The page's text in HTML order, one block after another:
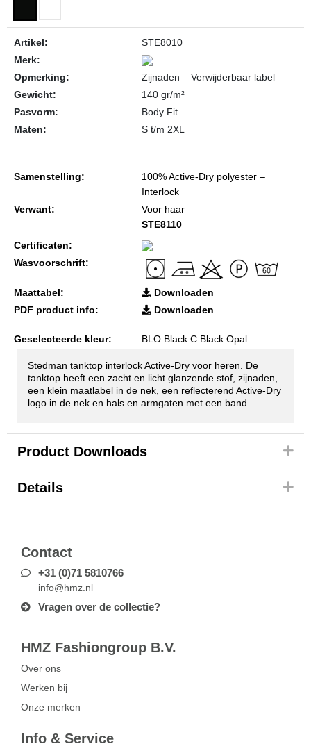
Artikel:
STE8010
Merk:
Opmerking:
Zijnaden – Verwijderbaar label
Gewicht:
140 gr/m²
Pasvorm:
Body Fit
Maten:
S t/m 2XL
Samenstelling:
100% Active-Dry polyester –
Interlock
Verwant:
Voor haar
STE8110
Certificaten:
Wasvoorschrift:
Maattabel:
Downloaden
PDF product info:
Downloaden
Geselecteerde kleur: BLO Black C Black Opal
Stedman tanktop interlock Active-Dry voor heren. De
tanktop heeft een zacht en licht glanzende stof, zijnaden,
een klein maatlabel in de nek, een reflecterend Active-Dry
logo in de nek en hals en armgaten met een band.
Product Downloads
Details
Contact
+31 (0)71 5810766
info@hmz.nl
Vragen over de collectie?
HMZ Fashiongroup B.V.
Over ons
Werken bij
Onze merken
Info & Service